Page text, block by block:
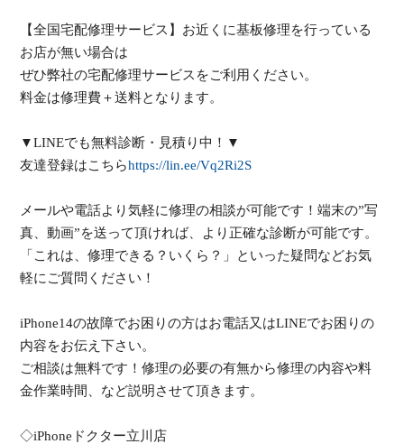
【全国宅配修理サービス】お近くに基板修理を行っている
お店が無い場合は
ぜひ弊社の宅配修理サービスをご利用ください。
料金は修理費＋送料となります。
▼LINEでも無料診断・見積り中！▼
友達登録はこちらhttps://lin.ee/Vq2Ri2S
メールや電話より気軽に修理の相談が可能です！端末の”写
真、動画”を送って頂ければ、より正確な診断が可能です。
「これは、修理できる？いくら？」といった疑問などお気
軽にご質問ください！
iPhone14の故障でお困りの方はお電話又はLINEでお困りの
内容をお伝え下さい。
ご相談は無料です！修理の必要の有無から修理の内容や料
金作業時間、など説明させて頂きます。
◇iPhoneドクター立川店